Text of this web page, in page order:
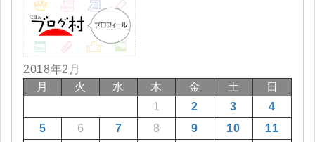
2018年2月
月
火 水 木 金 土 日
1 2 3
4
5
6 7 8 9 10
11